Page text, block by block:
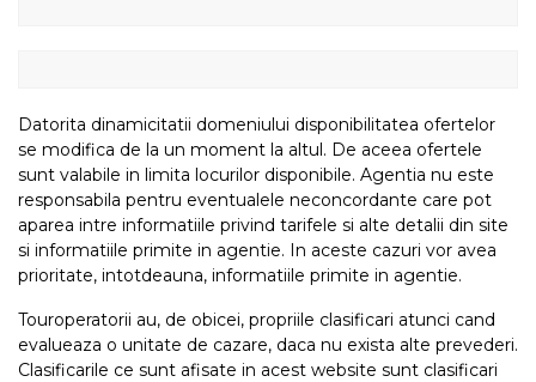
Datorita dinamicitatii domeniului disponibilitatea ofertelor
se modifica de la un moment la altul. De aceea ofertele
sunt valabile in limita locurilor disponibile. Agentia nu este
responsabila pentru eventualele neconcordante care pot
aparea intre informatiile privind tarifele si alte detalii din site
si informatiile primite in agentie. In aceste cazuri vor avea
prioritate, intotdeauna, informatiile primite in agentie.
Touroperatorii au, de obicei, propriile clasificari atunci cand
evalueaza o unitate de cazare, daca nu exista alte prevederi.
Clasificarile ce sunt afisate in acest website sunt clasificari